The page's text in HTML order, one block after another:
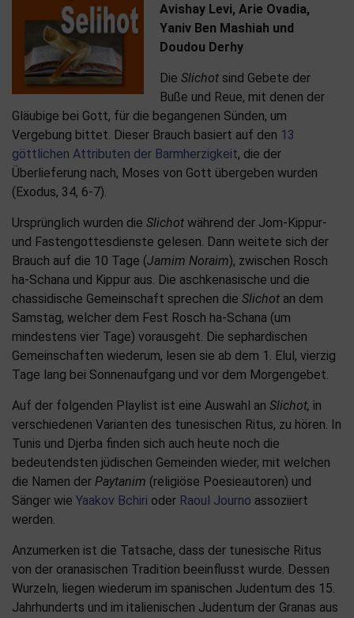
Avishay Levi, Arie Ovadia,
Yaniv Ben Mashiah und
Doudou Derhy
DieSlichot sind Gebete der
Buße und Reue, mit denen der
Gläubige bei Gott, für die begangenen Sünden, um
Vergebung bittet. Dieser Brauch basiert auf den 13
göttlichen Attributen der Barmherzigkeit, die der
Überlieferung nach, Moses von Gott übergeben wurden
(Exodus, 34, 6-7).
Ursprünglich wurden die Slichot während der Jom-Kippur-
und Fastengottesdienste gelesen. Dann weitete sich der
Brauch auf die 10 Tage (Jamim Noraim), zwischen Rosch
ha-Schana und Kippur aus. Die aschkenasische und die
chassidische Gemeinschaft sprechen die Slichot an dem
Samstag, welcher dem Fest Rosch ha-Schana (um
mindestens vier Tage) vorausgeht. Die sephardischen
Gemeinschaften wiederum, lesen sie ab dem 1. Elul, vierzig
Tage lang bei Sonnenaufgang und vor dem Morgengebet.
Auf der folgenden Playlist ist eine Auswahl an Slichot, in
verschiedenen Varianten des tunesischen Ritus, zu hören. In
Tunis und Djerba finden sich auch heute noch die
bedeutendsten jüdischen Gemeinden wieder, mit welchen
die Namen der Paytanim (religiöse Poesieautoren) und
Sänger wie Yaakov Bchiri oder Raoul Journo assoziiert
werden.
Anzumerken ist die Tatsache, dass der tunesische Ritus
von der oranasischen Tradition beeinflusst wurde. Dessen
Wurzeln, liegen wiederum im spanischen Judentum des 15.
Jahrhunderts und im italienischen Judentum der Granas aus